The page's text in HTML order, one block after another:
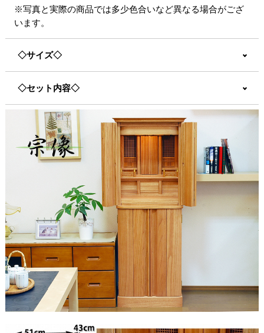
※写真と実際の商品では多少色合いなど異なる場合がござ
います。
◇サイズ◇
◇セット内容◇